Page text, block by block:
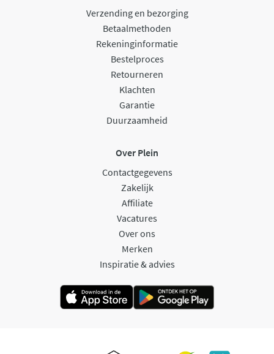
Verzending en bezorging
Betaalmethoden
Rekeninginformatie
Bestelproces
Retourneren
Klachten
Garantie
Duurzaamheid
Over Plein
Contactgegevens
Zakelijk
Affiliate
Vacatures
Over ons
Merken
Inspiratie & advies